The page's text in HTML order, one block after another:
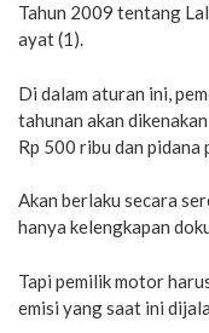
Tahun 2009 tentang
ayat (1).
Di dalam aturan ini,
tahunan akan
Rp 500 ribu dan pidana
Akan berlaku secara
hanya kelengkapan
Tapi pemilik motor
emisi yang saat ini